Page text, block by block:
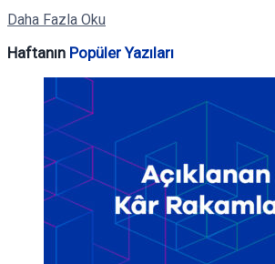
Daha Fazla Oku
Haftanın Popüler Yazıları